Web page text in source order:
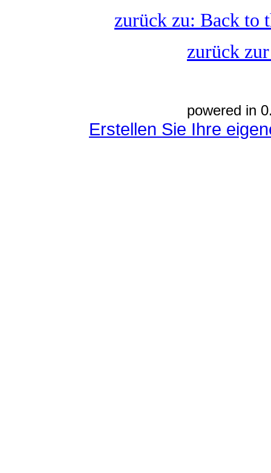
zurück zu: Back to
zurück
powered in
Erstellen Sie Ihre